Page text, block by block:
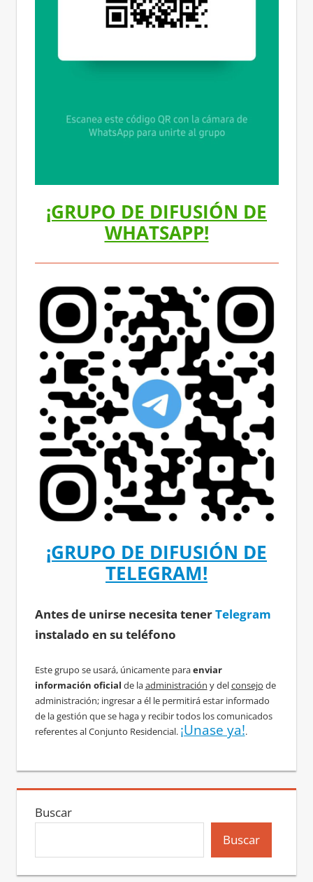
¡GRUPO DE DIFUSIÓN DE
WHATSAPP!
¡GRUPO DE DIFUSIÓN DE
TELEGRAM!
Antes de unirse necesita tenerTelegram
instalado en su teléfono
Este grupo se usará, únicamente paraenviar
información oficial de laadministración y delconsejo de
administración; ingresar a él le permitirá estar informado
de la gestión que se haga y recibir todos los comunicados
referentes al Conjunto Residencial. ¡Unase ya!.
Buscar
Buscar